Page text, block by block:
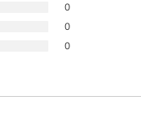
0
0
0